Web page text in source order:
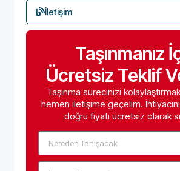
İletişim
Taşınmanız
Ücretsiz Teklif
Taşınma sürecinizi
hemen iletişime geçelim.
doğru fiyatı ücretsiz olarak